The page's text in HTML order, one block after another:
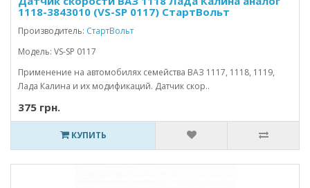
1118-3843010 (VS-SP 0117) СтартВольт
Производитель: СтартВольт
Модель: VS-SP 0117
Применение на автомобилях семейства ВАЗ 1117, 1118, 1119,
Лада Калина и их модификаций. Датчик скор..
375 грн.
КУПИТЬ